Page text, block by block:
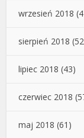
wrzesień 2018
sierpień 2018
lipiec 2018 (43)
czerwiec 2018
maj 2018 (61)